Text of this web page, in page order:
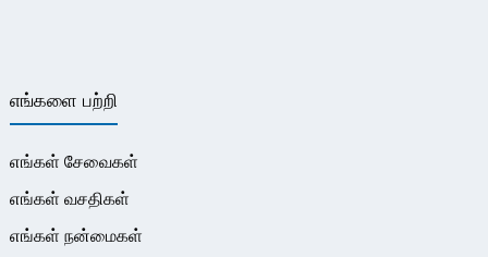
எங்களை பற்றி
எங்கள் சேவைகள்
எங்கள் வசதிகள்
எங்கள் நன்மைகள்